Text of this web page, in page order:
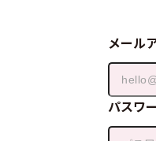
メール
パスワ